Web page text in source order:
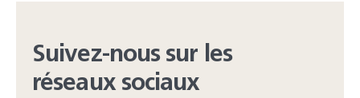
Suivez-nous sur les
réseaux sociaux